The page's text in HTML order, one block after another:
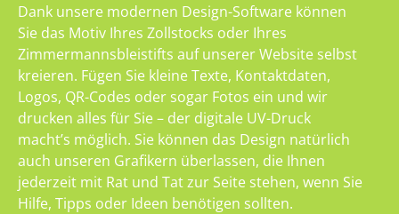
Dank unsere modernen Design-Software können
Sie das Motiv Ihres Zollstocks oder Ihres
Zimmermannsbleistifts auf unserer Website selbst
kreieren. Fügen Sie kleine Texte, Kontaktdaten,
Logos, QR-Codes oder sogar Fotos ein und wir
drucken alles für Sie – der digitale UV-Druck
macht’s möglich. Sie können das Design natürlich
auch unseren Grafikern überlassen, die Ihnen
jederzeit mit Rat und Tat zur Seite stehen, wenn Sie
Hilfe, Tipps oder Ideen benötigen sollten.